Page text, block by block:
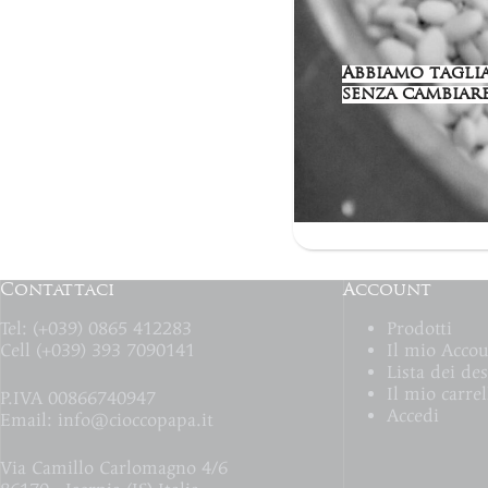
Contattaci
Tel: (+039) 0865 412283
Cell (+039) 393 7090141
P.IVA 00866740947
Email: info@cioccopapa.it
Via Camillo Carlomagno 4/6
Account
Prodotti
Il mio
Lista dei
Il mio
Accedi
Abbiamo
senza